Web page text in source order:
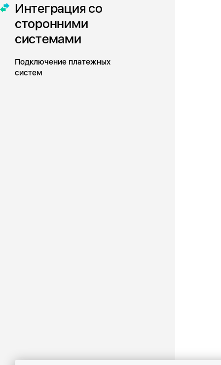
Интеграция со
сторонними
системами
Подключение платежных
систем